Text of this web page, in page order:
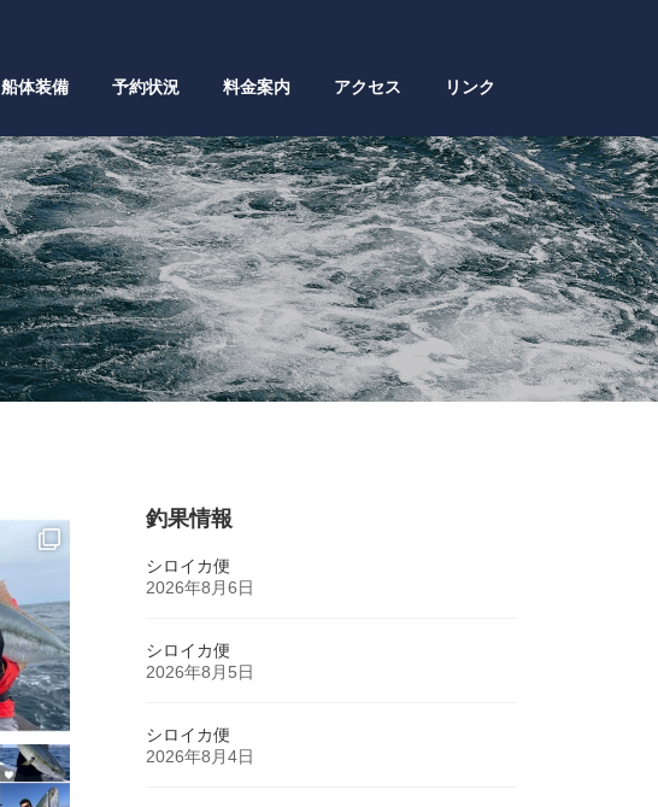
船体装備 予約状況 料金案内 アクセス リンク
釣果情報
シロイカ便
2026年8月6日
シロイカ便
2026年8月5日
シロイカ便
2026年8月4日